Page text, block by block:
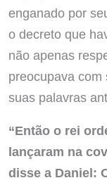
enganado por
o decreto que
não apenas
preocupava com
suas palavras
“Então o rei
lançaram na
disse a Daniel: